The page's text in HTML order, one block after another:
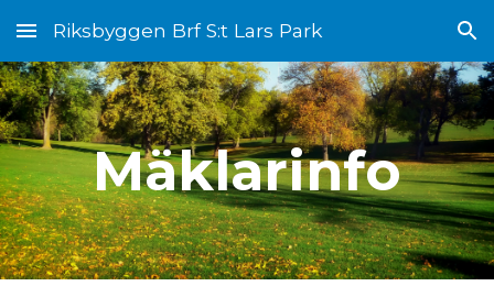
Skip to main content Skip to navigation
Riksbyggen Brf S:t Lars Park
Mäklarinfo